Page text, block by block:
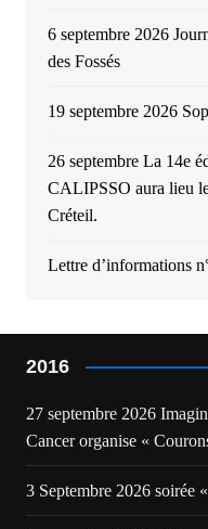
6 septembre 2026
des Fossés
19 septembre 2026
26 septembre La 14e
CALIPSSO aura lieu
Créteil.
Lettre d’informations
2016
27 septembre 2026
Cancer organise «
3 Septembre 2026 soirée